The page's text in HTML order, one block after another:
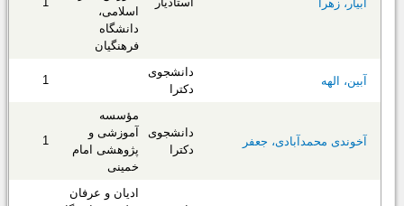
اسلامی،
دانشگاه
فرهنگیان
آبین، الهه
دانشجوی
دکترا
1
آخوندی محمدآبادی، جعفر
دانشجوی
دکترا
مؤسسه
آموزشی و
پژوهشی امام
خمینی
1
ادیان و عرفان